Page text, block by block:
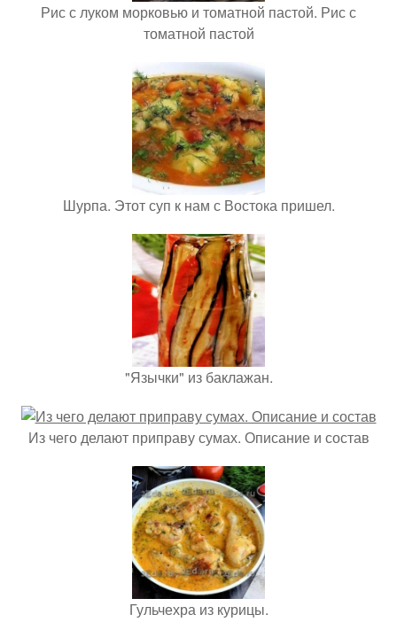
Рис с луком морковью и томатной пастой. Рис с
томатной пастой
Шурпа. Этот суп к нам с Востока пришел.
"Язычки" из баклажан.
Из чего делают приправу сумах. Описание и состав
Гульчехра из курицы.